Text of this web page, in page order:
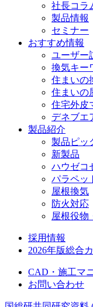
社長コラ
製品情報
セミナー
おすすめ情報
ユーザー
換気キー
住まいの
住まいの
住宅外皮
デネブエ
製品紹介
製品ピッ
新製品
ハウゼコ
パラペッ
屋根換気
防火対応
屋根役物
採用情報
2026年版総合
CAD・施工マ
お問い合わせ